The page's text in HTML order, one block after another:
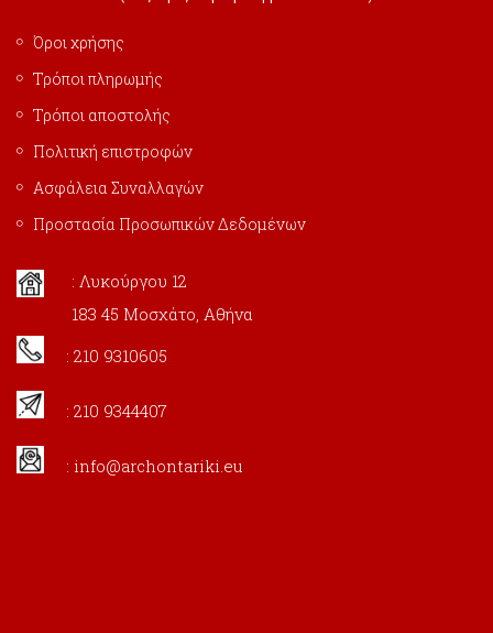
Όροι χρήσης
Τρόποι πληρωμής
Τρόποι αποστολής
Πολιτική επιστροφών
Ασφάλεια Συναλλαγών
Προστασία Προσωπικών Δεδομένων
: Λυκούργου 12
183 45 Μοσχάτο, Αθήνα
: 210 9310605
: 210 9344407
: info@archontariki.eu